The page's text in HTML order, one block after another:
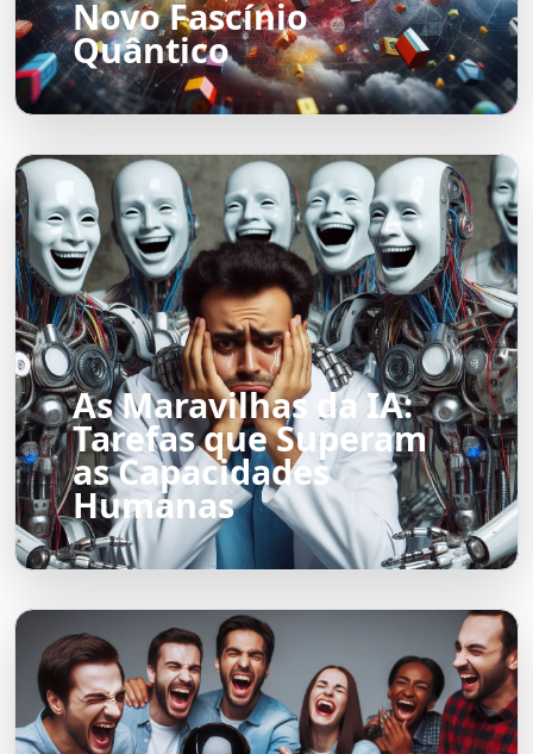
Novo Fascínio
Quântico
As Maravilhas da IA:
Tarefas que Superam
as Capacidades
Humanas